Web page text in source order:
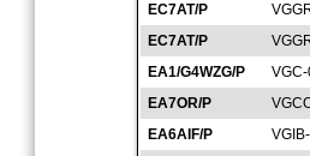
EC7AT/P
EC7AT/P
EA1/G4WZG/P
EA7OR/P
EA6AIF/P